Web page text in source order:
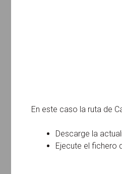
En este caso la ruta de
Descarge la
Ejecute el fichero